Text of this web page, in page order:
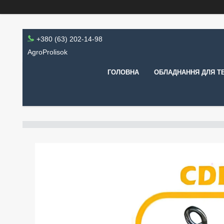
+380 (63) 202-14-98
AgroProlisok
ГОЛОВНА ОБЛАДНАННЯ ДЛЯ